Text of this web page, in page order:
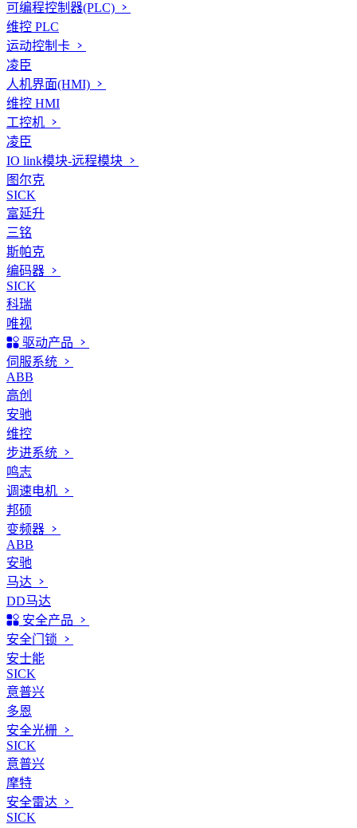
可编程控制器(PLC)
维控 PLC
运动控制卡
凌臣
人机界面(HMI)
维控 HMI
工控机
凌臣
IO link模块-远程模块
图尔克
SICK
富延升
三铭
斯帕克
编码器
SICK
科瑞
唯视
驱动产品
伺服系统
ABB
高创
安驰
维控
步进系统
鸣志
调速电机
邦硕
变频器
ABB
安驰
马达
DD马达
安全产品
安全门锁
安士能
SICK
意普兴
多恩
安全光栅
SICK
意普兴
摩特
安全雷达
SICK